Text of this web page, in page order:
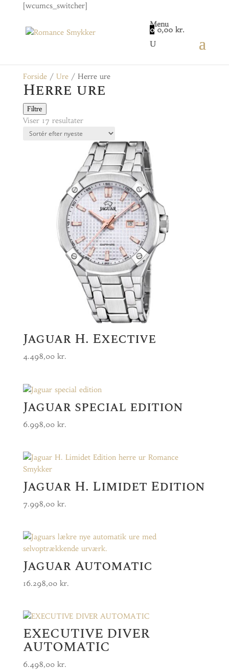
[wcumcs_switcher]
Menu
0 0,00kr.
Forside/ Ure/ Herre ure
Herre ure
Filtre
Viser 17 resultaterSorteret
seneste
Jaguar H. Exective
4.498,00 kr.
Jaguar special edition
6.998,00 kr.
Jaguar H. Limidet Edition
7.998,00 kr.
Jaguar Automatic
16.298,00 kr.
EXECUTIVE DIVER
AUTOMATIC
6.498,00 kr.